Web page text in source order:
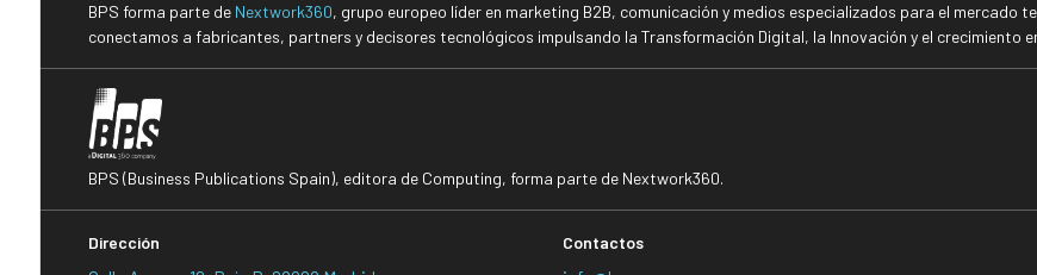
BPS forma parte de Nextwork360, grupo europeo líder en marketing B2B, comunicación y medios especializados para el
conectamos a fabricantes, partners y decisores tecnológicos impulsando la Transformación Digital, la Innovación y el crecimiento
BPS (Business Publications Spain), editora de Computing, forma parte de Nextwork360.
Dirección Contactos